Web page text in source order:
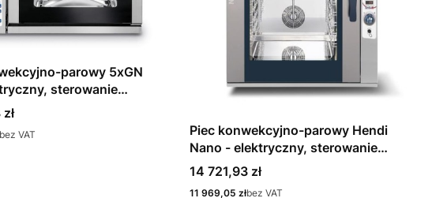
parowy 5xGN
sterowanie
bez VAT
Piec konwekcyjno-parowy Hendi
Nano - elektryczny, sterowanie
elektroniczne 5x GN 1/1
Cena
14 721,93 zł
Cena
11 969,05 złbez VAT